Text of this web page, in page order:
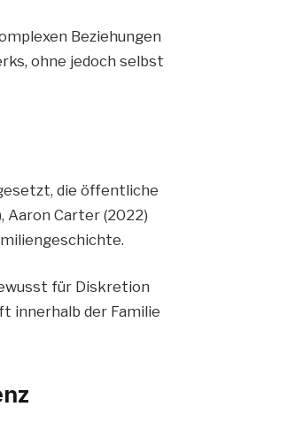
Beziehungen
ohne jedoch selbst
die öffentliche
Aaron Carter (2022)
für Diskretion
innerhalb der Familie